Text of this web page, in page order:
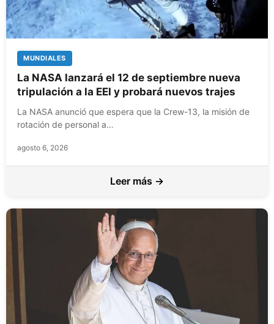
MUNDIALES
La NASA lanzará el 12 de septiembre nueva
tripulación a la EEI y probará nuevos trajes
La NASA anunció que espera que la Crew-13, la misión de
rotación de personal a…
agosto 6, 2026
Leer más →